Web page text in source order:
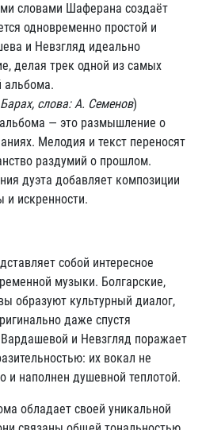
словами Шаферана создаёт
одновременно простой и
и Невзгляд идеально
делая трек одной из самых
альбома.
слова: А. Семенов)
— это размышление о
Мелодия и текст переносят
раздумий о прошлом.
дуэта добавляет композиции
и искренности.
собой интересное
музыки. Болгарские,
образуют культурный диалог,
даже спустя
и Невзгляд поражает
их вокал не
и наполнен душевной теплотой.
обладает своей уникальной